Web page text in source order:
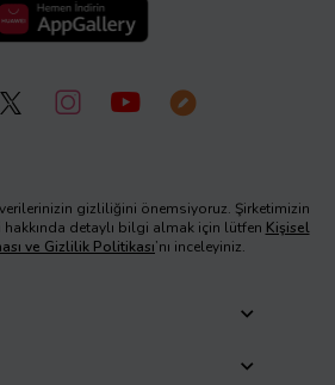
gizliliğini önemsiyoruz. Şirketimizin
detaylı bilgi almak için lütfen Kişisel
ve Gizlilik Politikası’nı inceleyiniz.